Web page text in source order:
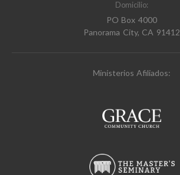
Domicilio:
PO Box 4000
Panorama City, CA 91412
Ministerios Afiliados: